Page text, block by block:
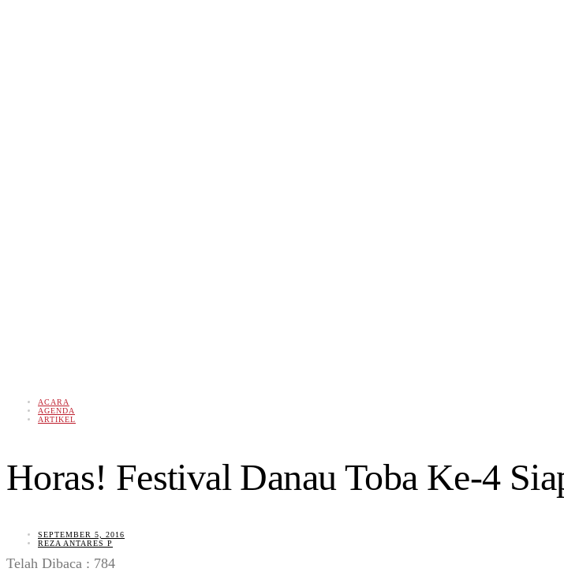
ACARA
AGENDA
ARTIKEL
Horas! Festival Danau Toba Ke-4
SEPTEMBER 5, 2016
REZA ANTARES P
Telah Dibaca : 784